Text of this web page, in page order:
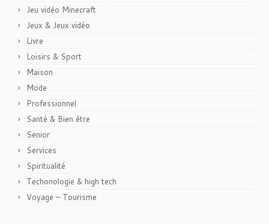
Jeu vidéo Minecraft
Jeux & Jeux vidéo
Livre
Loisirs & Sport
Maison
Mode
Professionnel
Santé & Bien être
Senior
Services
Spiritualité
Techonologie & high tech
Voyage – Tourisme